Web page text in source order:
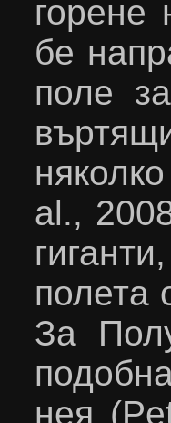
горене
бе
поле
al.,
полета
За
нея (